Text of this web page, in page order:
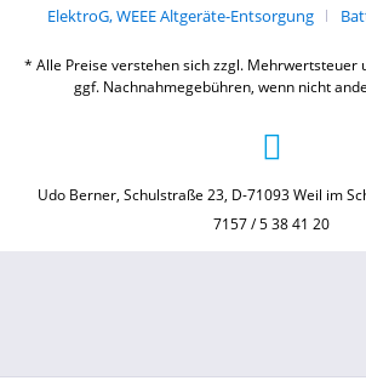
ElektroG, WEEE Altgeräte-Entsorgung
* Alle Preise verstehen sich zzgl. Mehrwertsteuer
ggf. Nachnahmegebühren, wenn nicht
Udo Berner, Schulstraße 23, D-71093 Weil im
7157 / 5 38 41 20